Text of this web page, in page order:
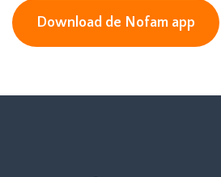
Download de Nofam app